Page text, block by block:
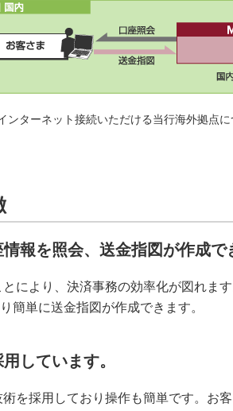
ンターネット接続いただける当行海外拠点
報を照会、送金指図が作成で
により、決済事務の効率化が図れま
簡単に送金指図が作成できます。
しています。
を採用しており操作も簡単です。お